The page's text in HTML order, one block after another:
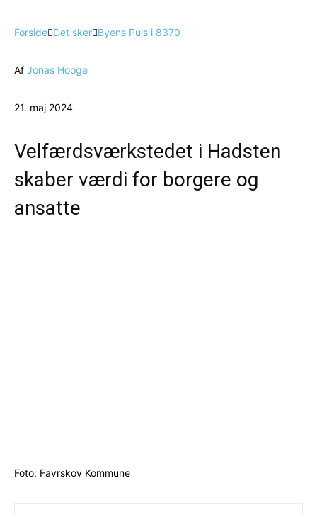
Forside Det sker Byens Puls i 8370
Af Jonas Hooge
21. maj 2024
Velfærdsværkstedet i Hadsten
skaber værdi for borgere og
ansatte
Foto: Favrskov Kommune